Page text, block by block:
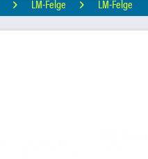
LM-Felge LM-Felge